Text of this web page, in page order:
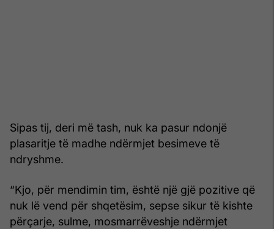
Sipas tij, deri më tash, nuk ka pasur ndonjë
plasaritje të madhe ndërmjet besimeve të
ndryshme.
“Kjo, për mendimin tim, është një gjë pozitive që
nuk lë vend për shqetësim, sepse sikur të kishte
përçarje, sulme, mosmarrëveshje ndërmjet